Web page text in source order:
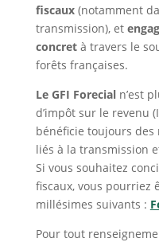
fiscaux(notamment
transmission), et
concretà travers le
forêts françaises.
Le GFI Forecialn’est
d’impôt sur le revenu
bénéficie toujours des
liés à la transmission
Si vous souhaitez
fiscaux, vous pourriez
millésimes suivants :
Pour tout